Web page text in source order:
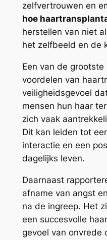
zelfvertrouwen en
hoe
herstellen van niet
het zelfbeeld en de
Een van de grootste
voordelen van
veiligheidsgevoel
mensen hun haar
zich vaak
Dit kan leiden tot
interactie en een
dagelijks leven.
Daarnaast
afname van angst
na de ingreep. Het
een succesvolle
gevoel van onvrede